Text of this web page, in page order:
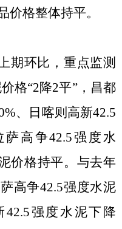
价格整体持平。
期环比，重点监测
格“2降2平”，昌都
、日喀则高新42.5
萨高争42.5强度水
价格持平。 与去年
高争42.5强度水泥
42.5强度水泥下降